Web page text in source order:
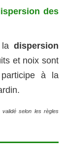
des
dispersion
et noix sont
à la
validé selon les règles